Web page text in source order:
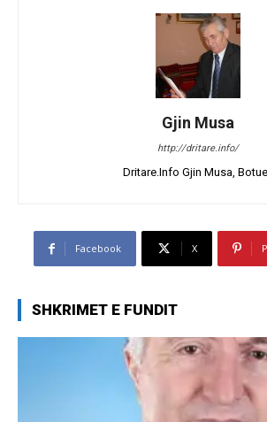
Gjin Musa
http://dritare.info/
Dritare.Info Gjin Musa,
Facebook X
SHKRIMET E FUNDIT